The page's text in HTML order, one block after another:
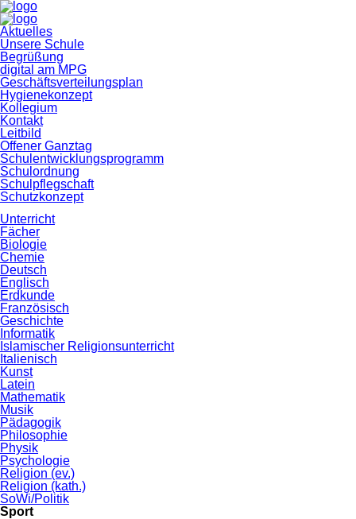
Navigation
überspringen
Aktuelles
Unsere Schule
Begrüßung
digital am MPG
Geschäftsverteilungsplan
Hygienekonzept
Kollegium
Kontakt
Leitbild
Offener Ganztag
Schulentwicklungsprogramm
Schulordnung
Schulpflegschaft
Schutzkonzept
Unterricht
Fächer
Biologie
Chemie
Deutsch
Englisch
Erdkunde
Französisch
Geschichte
Informatik
Islamischer Religionsunterricht
Italienisch
Kunst
Latein
Mathematik
Musik
Pädagogik
Philosophie
Physik
Psychologie
Religion (ev.)
Religion (kath.)
SoWi/Politik
Sport